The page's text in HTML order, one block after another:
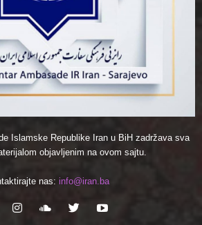
Islamske Republike Iran u BiH zadržava sva
objavljenim na ovom sajtu.
nas: info@iran.ba